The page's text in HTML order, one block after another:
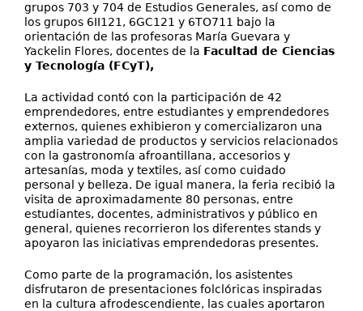
grupos 703 y 704 de Estudios Generales, así como de
los grupos 6II121, 6GC121 y 6TO711 bajo la
orientación de las profesoras María Guevara y
Yackelin Flores, docentes de la Facultad de Ciencias
y Tecnología (FCyT),
La actividad contó con la participación de 42
emprendedores, entre estudiantes y emprendedores
externos, quienes exhibieron y comercializaron una
amplia variedad de productos y servicios relacionados
con la gastronomía afroantillana, accesorios y
artesanías, moda y textiles, así como cuidado
personal y belleza. De igual manera, la feria recibió la
visita de aproximadamente 80 personas, entre
estudiantes, docentes, administrativos y público en
general, quienes recorrieron los diferentes stands y
apoyaron las iniciativas emprendedoras presentes.
Como parte de la programación, los asistentes
disfrutaron de presentaciones folclóricas inspiradas
en la cultura afrodescendiente, las cuales aportaron